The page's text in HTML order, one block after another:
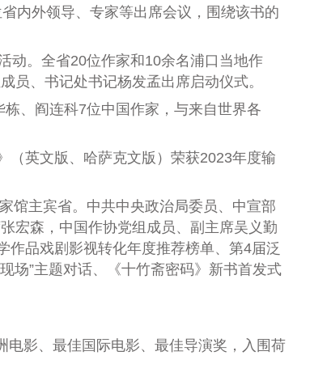
内外领导、专家等出席会议，围绕该书的
动。全省20位作家和10余名浦口当地作
员、书记处书记杨发孟出席启动仪式。
、阎连科7位中国作家，与来自世界各
（英文版、哈萨克文版）荣获2023年度输
馆主宾省。中共中央政治局委员、中宣部
宏森，中国作协党组成员、副主席吴义勤
作品戏剧影视转化年度推荐榜单、第4届泛
场”主题对话、《十竹斋密码》新书首发式
影、最佳国际电影、最佳导演奖，入围荷